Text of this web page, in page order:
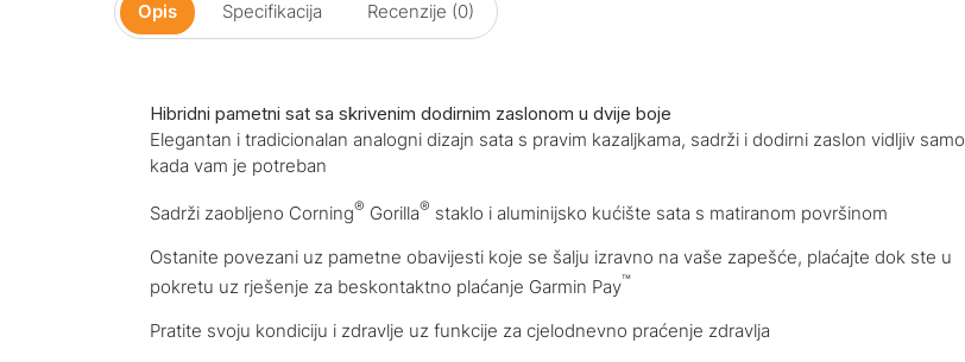
Opis Specifikacija Recenzije (0)
Hibridni pametni sat sa skrivenim dodirnim zaslonom u dvije boje
Elegantan i tradicionalan analogni dizajn sata s pravim kazaljkama, sadrži i dodirni zaslon vidljiv samo
kada vam je potreban
Sadrži zaobljeno Corning® Gorilla® staklo i aluminijsko kućište sata s matiranom površinom
Ostanite povezani uz pametne obavijesti koje se šalju izravno na vaše zapešće, plaćajte dok ste u
pokretu uz rješenje za beskontaktno plaćanje Garmin Pay™
Pratite svoju kondiciju i zdravlje uz funkcije za cjelodnevno praćenje zdravlja